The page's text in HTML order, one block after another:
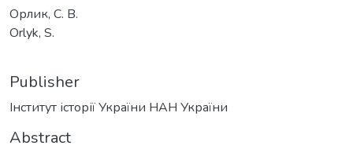
Орлик, С. В.
Orlyk, S.
Publisher
Інститут історії України НАН України
Abstract